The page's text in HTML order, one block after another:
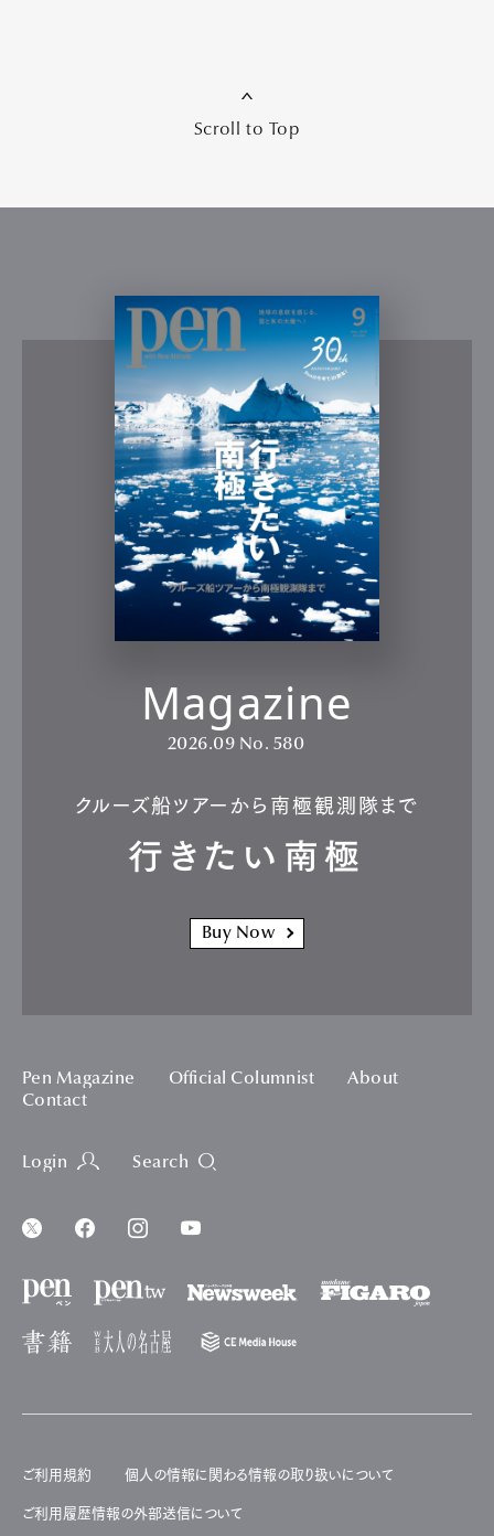
Scroll to Top
Magazine
2026.09 No. 580
クルーズ船ツアーから南極観測隊まで
行きたい南極
Buy Now
Pen Magazine Official Columnist
About
Contact
Login Search
ご利用規約 個人の情報に関わる情報の取り扱いについて
ご利用履歴情報の外部送信について